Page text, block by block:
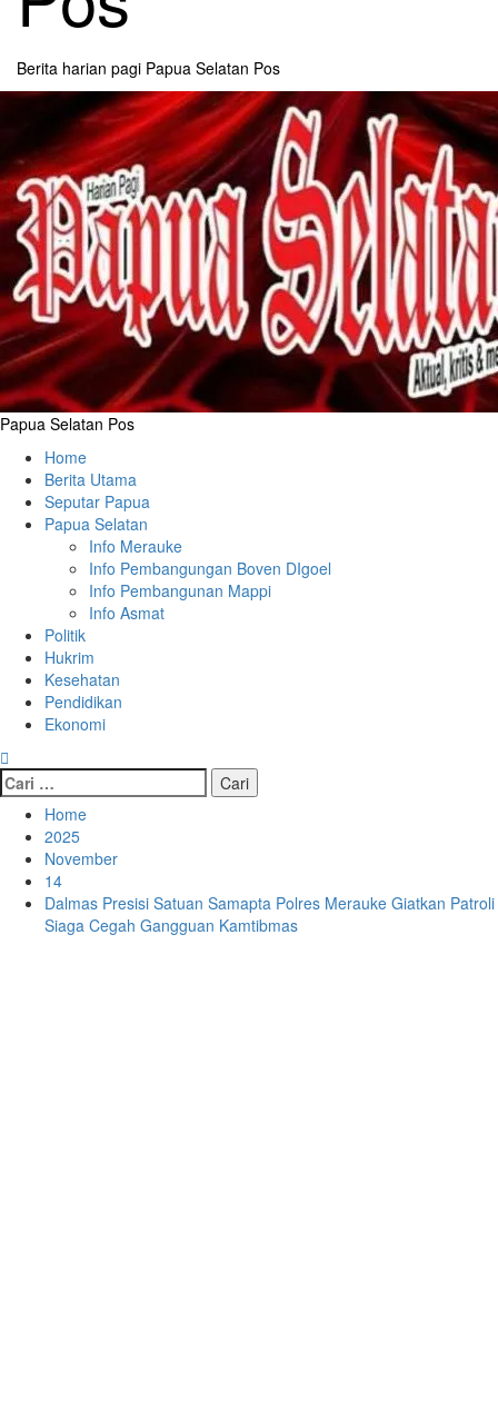
Berita harian pagi Papua Selatan Pos
Primary
Papua Selatan Pos
Home
Berita Utama
Seputar Papua
Papua Selatan
Info Merauke
Info Pembangungan Boven DIgoel
Info Pembangunan Mappi
Info Asmat
Politik
Hukrim
Kesehatan
Pendidikan
Ekonomi
Cari
untuk:
Home
2025
November
14
Dalmas Presisi Satuan Samapta Polres Merauke Giatkan Patroli
Siaga Cegah Gangguan Kamtibmas